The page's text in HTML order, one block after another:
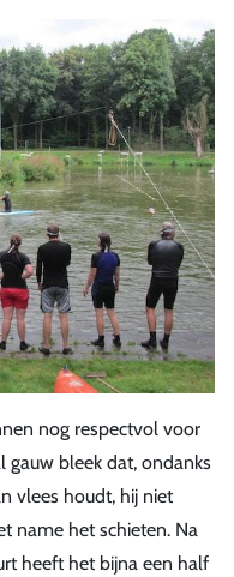
nog respectvol voor
gauw bleek dat, ondanks
vlees houdt, hij niet
name het schieten. Na
heeft het bijna een half